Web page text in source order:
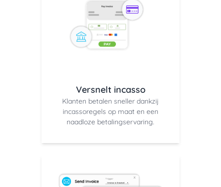
Versnelt incasso
Klanten betalen sneller dankzij
incassoregels op maat en een
naadloze betalingservaring.